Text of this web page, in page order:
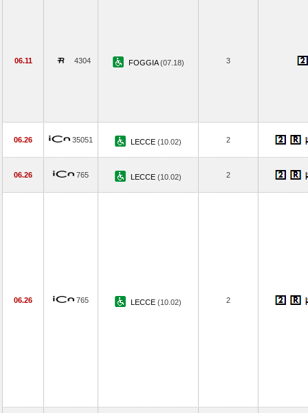
06.11 4304 FOGGIA(07.18) 3
06.26 35051 LECCE (10.02) 2
06.26 765 LECCE (10.02) 2
06.26 765 LECCE (10.02) 2